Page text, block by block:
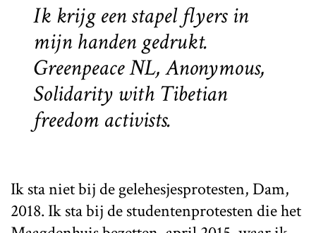
Ik krijg een stapel flyers in
mijn handen gedrukt.
Greenpeace NL, Anonymous,
Solidarity with Tibetian
freedom activists.
Ik sta niet bij de gelehesjesprotesten, Dam,
2018. Ik sta bij de studentenprotesten die het